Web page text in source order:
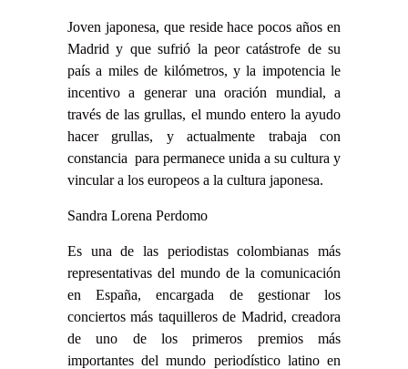
Joven japonesa, que reside hace pocos años en
Madrid y que sufrió la peor catástrofe de su
país a miles de kilómetros, y la impotencia le
incentivo a generar una oración mundial, a
través de las grullas, el mundo entero la ayudo
hacer grullas, y actualmente trabaja con
constancia para permanece unida a su cultura y
vincular a los europeos a la cultura japonesa.
Sandra Lorena Perdomo
Es una de las periodistas colombianas más
representativas del mundo de la comunicación
en España, encargada de gestionar los
conciertos más taquilleros de Madrid, creadora
de uno de los primeros premios más
importantes del mundo periodístico latino en